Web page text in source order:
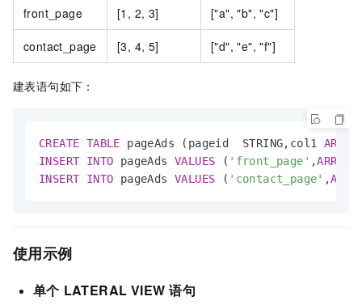
front_page [1, 2, 3] ["a", "b", "c"]
contact_page [3, 4, 5] ["d", "e", "f"]
建表语句如下：
CREATE TABLE pageAds (pageid  STRING,col1 ARRAY
INSERT INTO pageAds VALUES ( 'front_page' ,ARRAY
INSERT INTO pageAds VALUES ( 'contact_page' ,
使用示例
单个 LATERAL VIEW 语句